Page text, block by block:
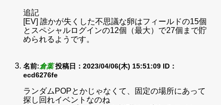
追記
[EV] 誰かが失くした不思議な卵はフィールドの15個
とスペシャルログインの12個（最大）で27個まで貯
められるようです。
名前:倉葉 投稿日：2023/04/06(木) 15:51:09 ID：
ecd6276fe
ランダムPOPとかじゃなくて、固定の場所にあって
探し回れイベントなのね